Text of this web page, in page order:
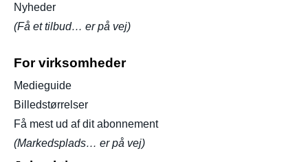
Nyheder
(Få et tilbud… er på vej)
For virksomheder
Medieguide
Billedstørrelser
Få mest ud af dit abonnement
(Markedsplads… er på vej)